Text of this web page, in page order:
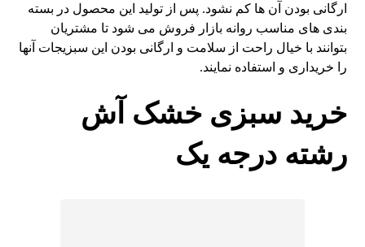
ارگانی بودن آن ها کم نشود. پس از تولید این محصول در بسته
بندی های مناسب روانه بازار فروش می شود تا مشتریان
بتوانند با خیال راحت از سلامت و ارگانی بودن این سبزیجات آنها
را خریداری و استفاده نمایند.
خرید سبزی خشک آش
رشته درجه یک